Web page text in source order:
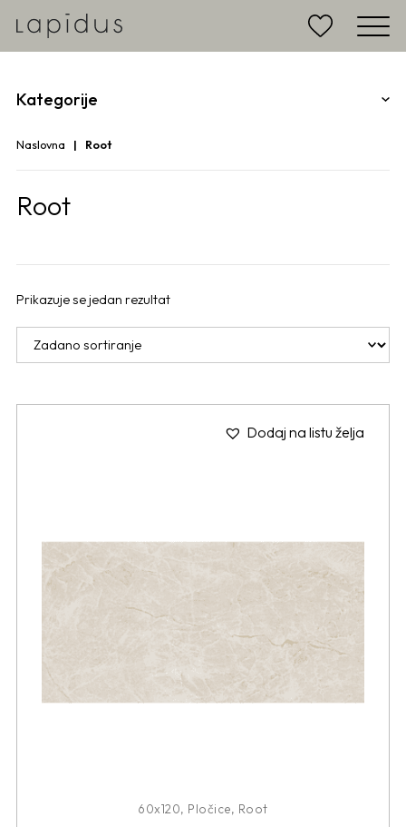
Kategorije
Naslovna Root
Root
Prikazuje se jedan rezultat
Dodaj na listu želja
60x120, Pločice, Root